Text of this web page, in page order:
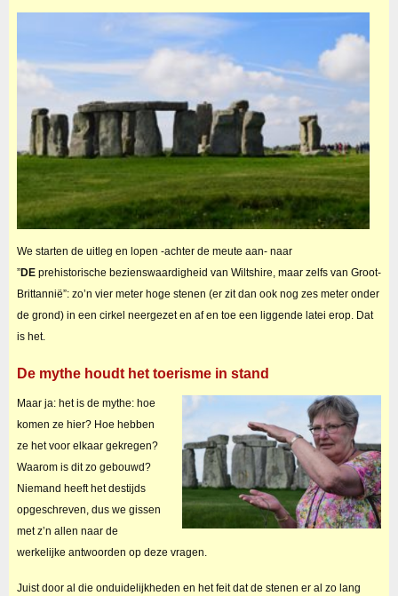
We starten de uitleg en lopen -achter de meute aan- naar
”DEprehistorische bezienswaardigheid van Wiltshire, maar zelfs van Groot-
Brittannië”: zo’n vier meter hoge stenen (er zit dan ook nog zes meter onder
de grond) in een cirkel neergezet en af en toe een liggende latei erop. Dat
is het.
De mythe houdt het toerisme in stand
Maar ja: het is de mythe: hoe
komen ze hier? Hoe hebben
ze het voor elkaar gekregen?
Waarom is dit zo gebouwd?
Niemand heeft het destijds
opgeschreven, dus we gissen
met z’n allen naar de
werkelijke antwoorden op deze vragen.
Juist door al die onduidelijkheden en het feit dat de stenen er al zo lang